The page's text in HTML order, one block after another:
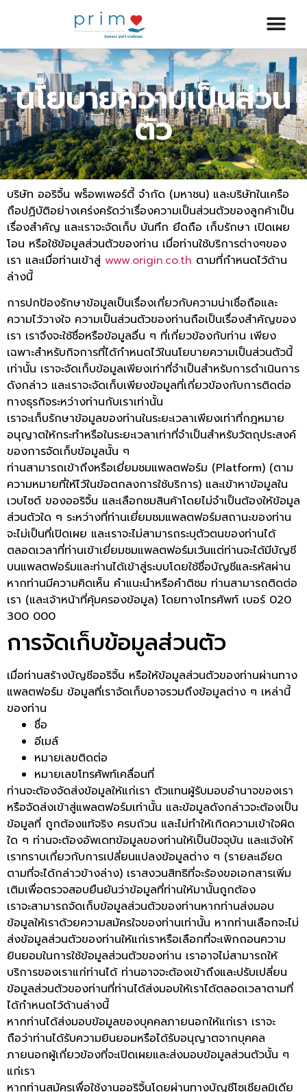
นโยบายความเป็นส่วน
ตัว
บริษัท ออริจิ้น พร็อพเพอร์ตี้ จำกัด (มหาชน) และบริษัทในเครือ
ถือปฏิบัติอย่างเคร่งครัดว่าเรื่องความเป็นส่วนตัวของลูกค้าเป็น
เรื่องสำคัญ และเราจะจัดเก็บ บันทึก ยึดถือ เก็บรักษา เปิดเผย
โอน หรือใช้ข้อมูลส่วนตัวของท่าน เมื่อท่านใช้บริการต่างๆของ
เรา และเมื่อท่านเข้าสู่ www.origin.co.th ตามที่กำหนดไว้ด้าน
ล่างนี้
การปกป้องรักษาข้อมูลเป็นเรื่องเกี่ยวกับความน่าเชื่อถือและ
ความไว้วางใจ ความเป็นส่วนตัวของท่านถือเป็นเรื่องสำคัญของ
เรา เราจึงจะใช้ชื่อหรือข้อมูลอื่น ๆ ที่เกี่ยวข้องกับท่าน เพียง
เฉพาะสำหรับกิจการที่ได้กำหนดไว้ในนโยบายความเป็นส่วนตัวนี้
เท่านั้น เราจะจัดเก็บข้อมูลเพียงเท่าที่จำเป็นสำหรับการดำเนินการ
ดังกล่าว และเราจะจัดเก็บเพียงข้อมูลที่เกี่ยวข้องกับการติดต่อ
ทางธุรกิจระหว่างท่านกับเราเท่านั้น
เราจะเก็บรักษาข้อมูลของท่านในระยะเวลาเพียงเท่าที่กฎหมาย
อนุญาตให้กระทำหรือในระยะเวลาเท่าที่จำเป็นสำหรับวัตถุประสงค์
ของการจัดเก็บข้อมูลนั้น ๆ
ท่านสามารถเข้าถึงหรือเยี่ยมชมแพลตฟอร์ม (Platform) (ตาม
ความหมายที่ให้ไว้ในข้อตกลงการใช้บริการ) และเข้าหาข้อมูลใน
เวบไซต์ ของออริจิ้น และเลือกชมสินค้าโดยไม่จำเป็นต้องให้ข้อมูล
ส่วนตัวใด ๆ ระหว่างที่ท่านเยี่ยมชมแพลตฟอร์มสถานะของท่าน
จะไม่เป็นที่เปิดเผย และเราจะไม่สามารถระบุตัวตนของท่านได้
ตลอดเวลาที่ท่านเข้าเยี่ยมชมแพลตฟอร์มเว้นแต่ท่านจะได้มีบัญชี
บนแพลตฟอร์มและท่านได้เข้าสู่ระบบโดยใช้ชื่อบัญชีและรหัสผ่าน
หากท่านมีความคิดเห็น คำแนะนำหรือคำติชม ท่านสามารถติดต่อ
เรา (และเจ้าหน้าที่คุ้มครองข้อมูล) โดยทางโทรศัพท์ เบอร์ 020
300 000
การจัดเก็บข้อมูลส่วนตัว
เมื่อท่านสร้างบัญชีออริจิ้น หรือให้ข้อมูลส่วนตัวของท่านผ่านทาง
แพลตฟอร์ม ข้อมูลที่เราจัดเก็บอาจรวมถึงข้อมูลต่าง ๆ เหล่านี้
ของท่าน
ชื่อ
อีเมล์
หมายเลขติดต่อ
หมายเลขโทรศัพท์เคลื่อนที่
ท่านจะต้องจัดส่งข้อมูลให้แก่เรา ตัวแทนผู้รับมอบอำนาจของเรา
หรือจัดส่งเข้าสู่แพลตฟอร์มเท่านั้น และข้อมูลดังกล่าวจะต้องเป็น
ข้อมูลที่ ถูกต้องแท้จริง ครบถ้วน และไม่ทำให้เกิดความเข้าใจผิด
ใด ๆ ท่านจะต้องอัพเดทข้อมูลของท่านให้เป็นปัจจุบัน และแจ้งให้
เราทราบเกี่ยวกับการเปลี่ยนแปลงข้อมูลต่าง ๆ (รายละเอียด
ตามที่จะได้กล่าวข้างล่าง) เราสงวนสิทธิที่จะร้องขอเอกสารเพิ่ม
เติมเพื่อตรวจสอบยืนยันว่าข้อมูลที่ท่านให้มานั้นถูกต้อง
เราจะสามารถจัดเก็บข้อมูลส่วนตัวของท่านหากท่านส่งมอบ
ข้อมูลให้เราด้วยความสมัครใจของท่านเท่านั้น หากท่านเลือกจะไม่
ส่งข้อมูลส่วนตัวของท่านให้แก่เราหรือเลือกที่จะเพิกถอนความ
ยินยอมในการใช้ข้อมูลส่วนตัวของท่าน เราอาจไม่สามารถให้
บริการของเราแก่ท่านได้ ท่านอาจจะต้องเข้าถึงและปรับเปลี่ยน
ข้อมูลส่วนตัวของท่านที่ท่านได้ส่งมอบให้เราได้ตลอดเวลาตามที่
ได้กำหนดไว้ด้านล่างนี้
หากท่านได้ส่งมอบข้อมูลของบุคคลภายนอกให้แก่เรา เราจะ
ถือว่าท่านได้รับความยินยอมหรือได้รับอนุญาตจากบุคคล
ภายนอกผู้เกี่ยวข้องที่จะเปิดเผยและส่งมอบข้อมูลส่วนตัวนั้น ๆ
แก่เรา
หากท่านสมัครเพื่อใช้งานออริจิ้นโดยผ่านทางบัญชีโซเชียลมิเดีย